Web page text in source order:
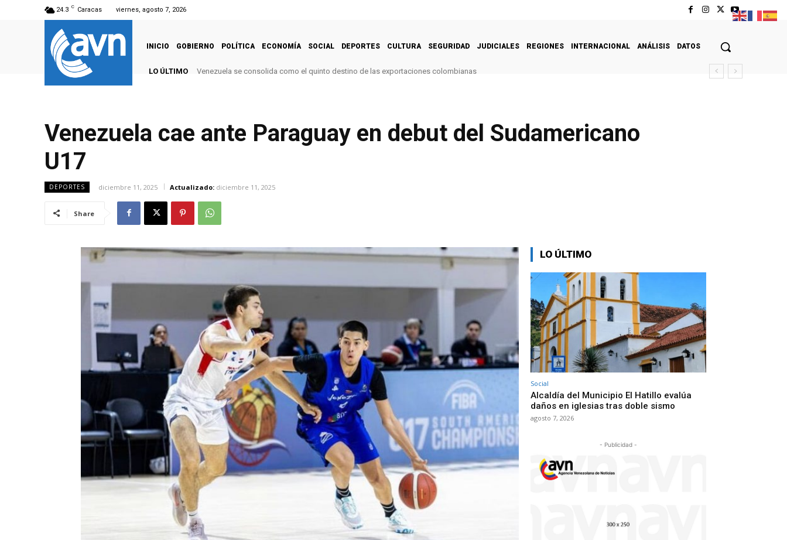
24.3 C Caracas viernes, agosto 7, 2026
INICIO GOBIERNO POLÍTICA ECONOMÍA SOCIAL DEPORTES CULTURA SEGURIDAD JUDICIALES REGIONES INTERNACIONAL ANÁLISIS DATOS
LO ÚLTIMO Venezuela se consolida como el quinto destino de las exportaciones colombianas
Venezuela cae ante Paraguay en debut del Sudamericano
U17
DEPORTES diciembre 11, 2025 Actualizado: diciembre 11, 2025
Share
LO ÚLTIMO
Social
Alcaldía del Municipio El Hatillo evalúa
daños en iglesias tras doble sismo
agosto 7, 2026
- Publicidad -